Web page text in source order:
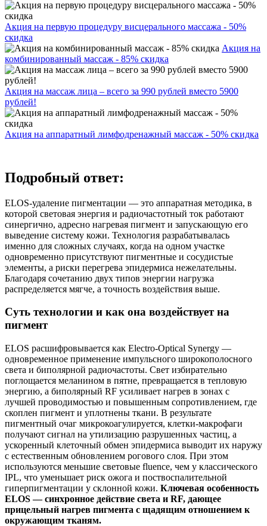
Акция на первую процедуру висцерального массажа - 50%
скидка
Акция на
комбинированный массаж - 85% скидка
Акция на массаж лица – всего за 990 рублей вместо 5900
рублей!
Акция на аппаратный лимфодренажный массаж - 50% скидка
Подробный ответ:
ELOS‑удаление пигментации — это аппаратная методика, в
которой световая энергия и радиочастотный ток работают
синергично, адресно нагревая пигмент и запускающую его
выведение систему кожи. Технология разрабатывалась
именно для сложных случаях, когда на одном участке
одновременно присутствуют пигментные и сосудистые
элементы, а риски перегрева эпидермиса нежелательны.
Благодаря сочетанию двух типов энергии нагрузка
распределяется мягче, а точность воздействия выше.
Суть технологии и как она воздействует на
пигмент
ELOS расшифровывается как Electro‑Optical Synergy —
одновременное применение импульсного широкополосного
света и биполярной радиочастоты. Свет избирательно
поглощается меланином в пятне, превращается в тепловую
энергию, а биполярный RF усиливает нагрев в зонах с
лучшей проводимостью и повышенным сопротивлением, где
скоплен пигмент и уплотнены ткани. В результате
пигментный очаг микрокоагулируется, клетки‑макрофаги
получают сигнал на утилизацию разрушенных частиц, а
ускоренный клеточный обмен эпидермиса выводит их наружу
с естественным обновлением рогового слоя. При этом
используются меньшие световые fluence, чем у классического
IPL, что уменьшает риск ожога и поствоспалительной
гиперпигментации у склонной кожи. Ключевая особенность
ELOS — синхронное действие света и RF, дающее
прицельный нагрев пигмента с щадящим отношением к
окружающим тканям.